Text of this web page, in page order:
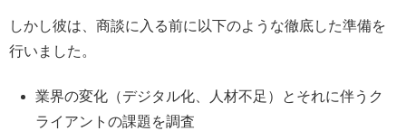
しかし彼は、商談に入る前に以下のような徹底した準備を
行いました。
業界の変化（デジタル化、人材不足）とそれに伴うク
ライアントの課題を調査